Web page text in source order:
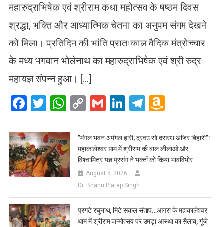
महारुद्राभिषेक एवं श्रीराम कथा महोत्सव के षष्ठम दिवस
श्रद्धा, भक्ति और आध्यात्मिक चेतना का अनुपम संगम देखने
को मिला। प्रतिदिन की भांति प्रातःकाल वैदिक मंत्रोच्चार
के मध्य भगवान भोलेनाथ का महारुद्राभिषेक एवं श्री रुद्र
महायज्ञ संपन्न हुआ। […]
Facebook
Twitter
WhatsApp
CopyGmailLinkedIn
Telegram
List
​”मंगल भवन अमंगल हारी, द्रवउ सो दसरथ अजिर बिहारी”:
महाकालेश्वर धाम में श्रीराम की बाल लीलाओं और
विश्वामित्र यज्ञ प्रसंग ने भक्तों को किया भावविभोर
August 5, 2026
Dr. Bhanu Pratap Singh
प्रगटे रघुनाथ, मिटे सकल संताप…आगरा के महाकालेश्वर
धाम में श्रीराम जन्मोत्सव पर उमड़ा आस्था का सैलाब, गूंजे